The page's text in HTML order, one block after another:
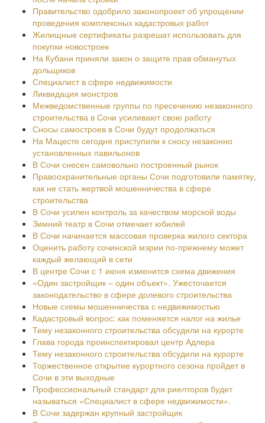
Правительство одобрило законопроект об упрощении
проведения комплексных кадастровых работ
Жилищные сертификаты разрешат использовать для
покупки новостроек
На Кубани приняли закон о защите прав обманутых
дольщиков
Специалист в сфере недвижимости
Ликвидация монстров
Межведомственные группы по пресечению незаконного
строительства в Сочи усиливают свою работу
Сносы самостроев в Сочи будут продолжаться
На Мацесте сегодня приступили к сносу незаконно
установленных павильонов
В Сочи снесен самовольно построенный рынок
Правоохранительные органы Сочи подготовили памятку,
как не стать жертвой мошенничества в сфере
строительства
В Сочи усилен контроль за качеством морской воды
Зимний театр в Сочи отмечает юбилей
В Сочи начинается массовая проверка жилого сектора
Оценить работу сочинской мэрии по-прежнему может
каждый желающий в сети
В центре Сочи с 1 июня изменится схема движения
«Один застройщик – один объект». Ужесточается
законодательство в сфере долевого строительства
Новые схемы мошенничества с недвижимостью
Кадастровый вопрос: как поменяется налог на жилье
Тему незаконного строительства обсудили на курорте
Глава города проинспектировал центр Адлера
Тему незаконного строительства обсудили на курорте
Торжественное открытие курортного сезона пройдет в
Сочи в эти выходные
Профессиональный стандарт для риелторов будет
называться «Специалист в сфере недвижимости».
В Сочи задержан крупный застройщик